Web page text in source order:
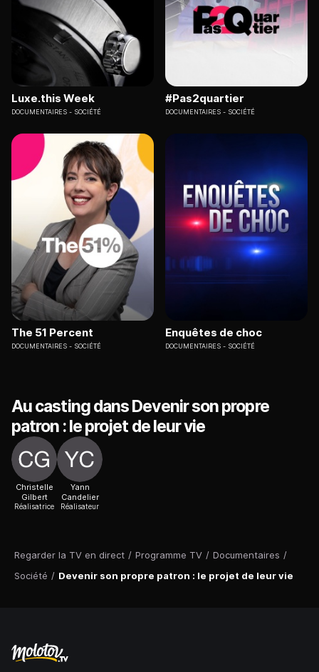
Regarder la TV en direct / Programme TV / Documentaires /
Société / Devenir son propre patron : le projet de leur vie
Luxe.this Week
DOCUMENTAIRES SOCIÉTÉ
#Pas2quartier
DOCUMENTAIRES SOCIÉTÉ
The 51 Percent
DOCUMENTAIRES SOCIÉTÉ
Enquêtes de choc
DOCUMENTAIRES SOCIÉTÉ
Au casting dans Devenir son propre
patron : le projet de leur vie
Christelle
Gilbert
Réalisatrice
Yann
Candelier
Réalisateur